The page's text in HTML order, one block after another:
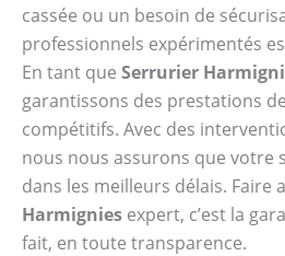
cassée ou un besoin de
professionnels expérimentés
En tant que Serrurier
garantissons des prestations
compétitifs. Avec des
nous nous assurons que votre
dans les meilleurs délais. Faire
Harmignies expert, c’est la
fait, en toute transparence.